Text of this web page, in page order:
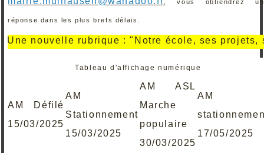
, vous obtiendrez
réponse dans les plus brefs délais.
nouvelle rubrique : "Notre école, ses projets, ses
Tableau d'affichage numérique
AM Défilé
15/03/2025
AM
Stationnement
15/03/2025
AM ASL
Marche
populaire
30/03/2025
AM
17/05/2025